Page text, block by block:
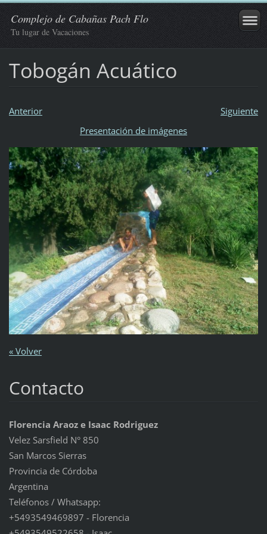
Complejo de Cabañas Pach Flo
Tu lugar de Vacaciones
Tobogán Acuático
Anterior
Siguiente
Presentación de imágenes
« Volver
Contacto
Florencia Araoz e Isaac Rodriguez
Velez Sarsfield N° 850
San Marcos Sierras
Provincia de Córdoba
Argentina
Teléfonos / Whatsapp:
+5493549469897 - Florencia